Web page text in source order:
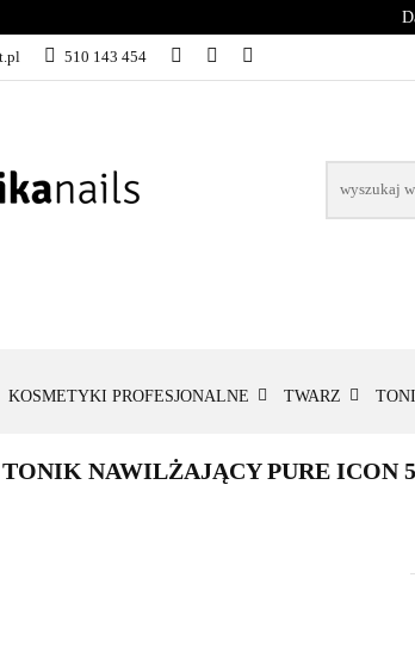
510 143 454KATEGORIE
KOSMETYKI PROFESJONALNE TWARZ
NAWILŻAJĄCY PURE ICON